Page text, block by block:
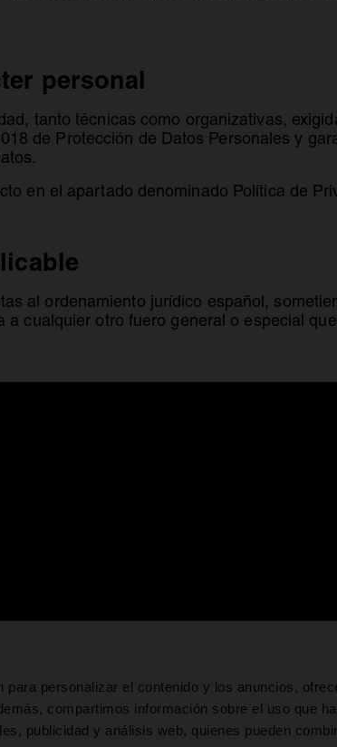
personalizar el contenido y los anuncios,
compartimos información sobre el uso que
publicidad y análisis web, quienes pueden
personal
tanto técnicas como organizativas,
de Protección de Datos Personales y
en el apartado denominado Política de
al ordenamiento jurídico español,
cualquier otro fuero general o especial
SIDRAS
MAELOC
CABREIROÁ
AGUA DE